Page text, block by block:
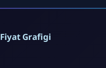
Fiyat Grafigi